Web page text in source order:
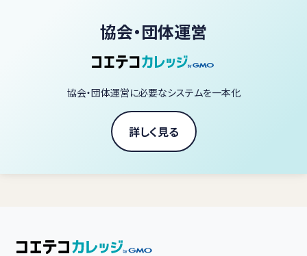
演奏そのものを成立させている前提から見直します。
鍵盤にどう触れるか。
身体をどう支えるか。
リズムをどう感じるか。
音をどう聴き、どう響かせるか。
積み重ねてきた観察と研究をもとに構成されています。
協会・団体運営
協会・団体運営に必要なシステムを一本化
詳しく見る